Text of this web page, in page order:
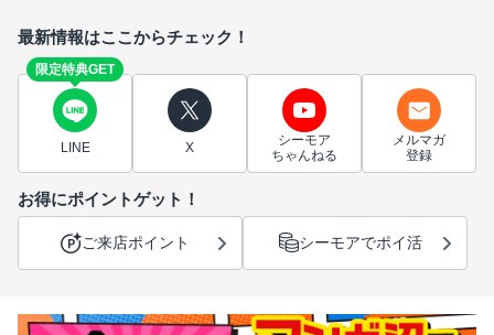
最新情報はここからチェック！
限定特典GET
LINE X
シーモア
ちゃんねる
メルマガ
登録
お得にポイントゲット！
ご来店ポイント シーモアでポイ活